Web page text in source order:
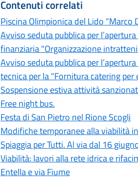
Contenuti correlati
Piscina Olimpionica del Lido “Marco
Avviso seduta pubblica per
finanziaria "Organizzazione
Avviso seduta pubblica per
tecnica per la "Fornitura catering
Sospensione estiva attività
Free night bus.
Festa di San Pietro nel Rione Scogli
Modifiche temporanee alla viabilità
Spiaggia per Tutti. Al via dal 16
Viabilità: lavori alla rete idrica e
Entella e via Fiume